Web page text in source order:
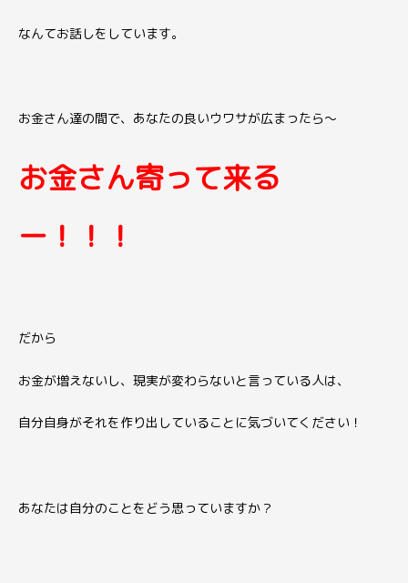
なんてお話しをしています。
お金さん達の間で、あなたの良いウワサが広まったら〜
お金さん寄って来る
ー！！！
だから
お金が増えないし、現実が変わらないと言っている人は、
自分自身がそれを作り出していることに気づいてください！
あなたは自分のことをどう思っていますか？